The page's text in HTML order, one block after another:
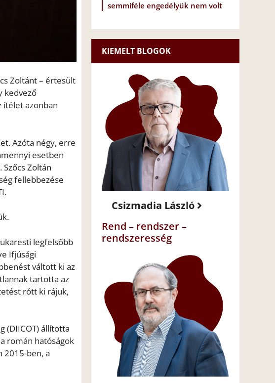
Zoltánt – értesült
kedvező
ítélet azonban
Azóta négy, erre
esetben
Zoltán
fellebbezése
legfelsőbb
Ifjúsági
váltott ki az
tartotta az
rótt ki rájuk,
(DIICOT) állította
román hatóságok
2015-ben, a
semmiféle engedélyük nem volt
KIEMELT BLOGOK
Csizmadia László
Rend – rendszer –
rendszeresség